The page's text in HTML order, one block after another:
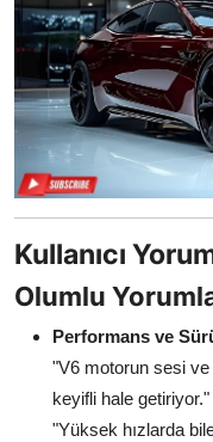
Kullanıcı
Olumlu
Performans ve
"V6 motorun sesi
keyifli hale getiriyor."
"Yüksek hızlarda